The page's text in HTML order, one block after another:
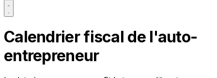
fr
English
Calendrier fiscal de l'auto-
entrepreneur